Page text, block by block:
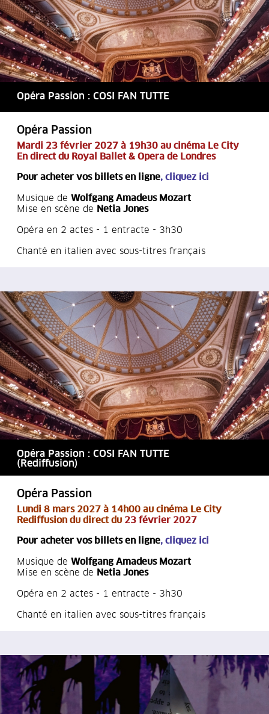
Opéra Passion : COSI FAN TUTTE
Opéra Passion
Mardi 23 février 2027 à 19h30 au cinéma Le City
En direct du Royal Ballet & Opera de Londres
Pour acheter vos billets en ligne, cliquez ici
Musique de Wolfgang Amadeus Mozart
Mise en scène de Netia Jones
Opéra en 2 actes - 1 entracte - 3h30
Chanté en italien avec sous-titres français
Opéra Passion : COSI FAN TUTTE
(Rediffusion)
Opéra Passion
Lundi 8 mars 2027 à 14h00 au cinéma Le City
Rediffusion du direct du 23 février 2027
Pour acheter vos billets en ligne, cliquez ici
Musique de Wolfgang Amadeus Mozart
Mise en scène de Netia Jones
Opéra en 2 actes - 1 entracte - 3h30
Chanté en italien avec sous-titres français